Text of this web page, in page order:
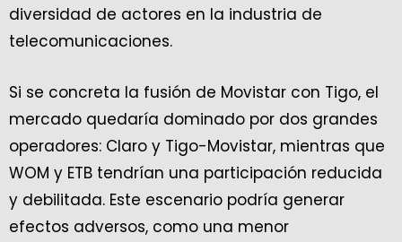
diversidad de actores en la industria de
telecomunicaciones.
Si se concreta la fusión de Movistar con Tigo, el
mercado quedaría dominado por dos grandes
operadores: Claro y Tigo-Movistar, mientras que
WOM y ETB tendrían una participación reducida
y debilitada. Este escenario podría generar
efectos adversos, como una menor